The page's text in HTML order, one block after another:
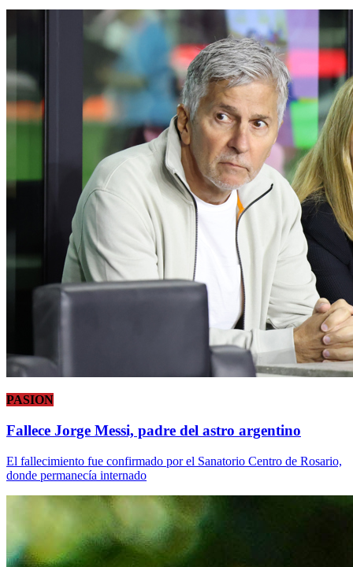
PASION
Fallece Jorge Messi, padre del astro argentino
El fallecimiento fue confirmado por el Sanatorio Centro de Rosario,
donde permanecía internado